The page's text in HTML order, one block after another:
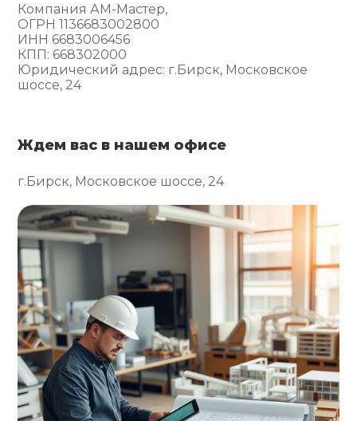
Компания АМ-Мастер,
ОГРН 1136683002800
ИНН 6683006456
КПП: 668302000
Юридический адрес: г.Бирск, Московское
шоссе, 24
Ждем вас в нашем офисе
г.Бирск, Московское шоссе, 24